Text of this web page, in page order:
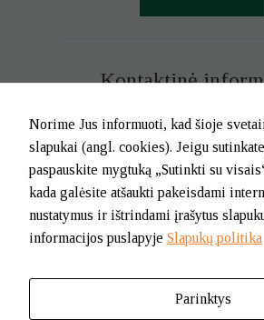
Kontaktinė
Mob. tel. +370 699 73
Tel. (0-46) 21 02 83
El.p.
K. Donelaičio g. 6B,
I-V nuo 8.00 iki 17.00.
Norime Jus informuoti, kad šioje
slapukai (angl. cookies). Jeigu
paspauskite mygtuką „Sutinkti su
kada galėsite atšaukti pakeisdami
nustatymus ir ištrindami įrašytus
informacijos puslapyje Slapukų politika
Parinktys